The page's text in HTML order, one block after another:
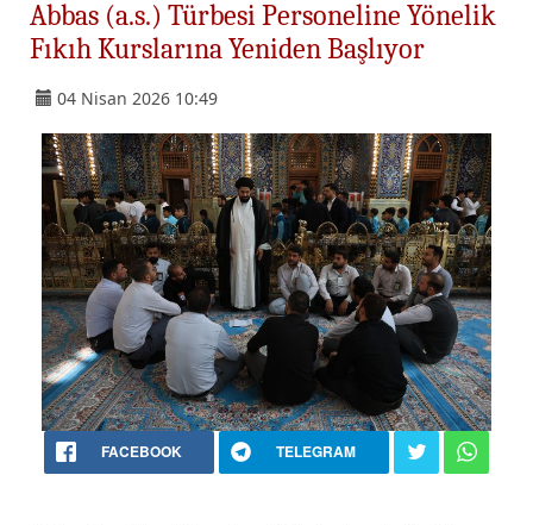
Abbas (a.s.) Türbesi Personeline Yönelik
Fıkıh Kurslarına Yeniden Başlıyor
04 Nisan 2026 10:49
FACEBOOK TELEGRAM